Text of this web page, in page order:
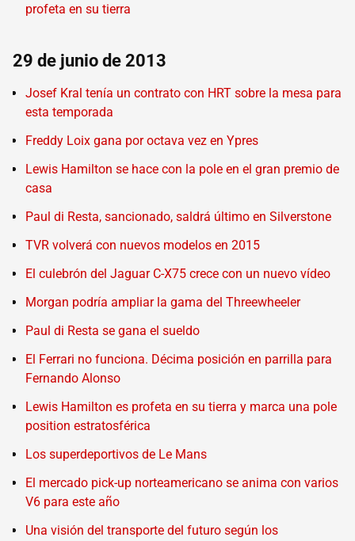
profeta en su tierra
29 de junio de 2013
Josef Kral tenía un contrato con HRT sobre la mesa para
esta temporada
Freddy Loix gana por octava vez en Ypres
Lewis Hamilton se hace con la pole en el gran premio de
casa
Paul di Resta, sancionado, saldrá último en Silverstone
TVR volverá con nuevos modelos en 2015
El culebrón del Jaguar C-X75 crece con un nuevo vídeo
Morgan podría ampliar la gama del Threewheeler
Paul di Resta se gana el sueldo
El Ferrari no funciona. Décima posición en parrilla para
Fernando Alonso
Lewis Hamilton es profeta en su tierra y marca una pole
position estratosférica
Los superdeportivos de Le Mans
El mercado pick-up norteamericano se anima con varios
V6 para este año
Una visión del transporte del futuro según los